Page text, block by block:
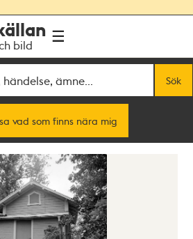
bild
Sök
vad som finns nära mig